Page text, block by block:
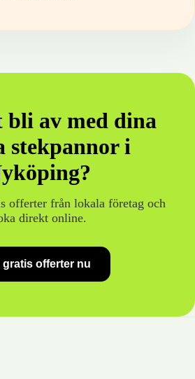
bli av med dina
stekpannori
?
offerter från lokala företag och
direkt online.
gratis offerter nu